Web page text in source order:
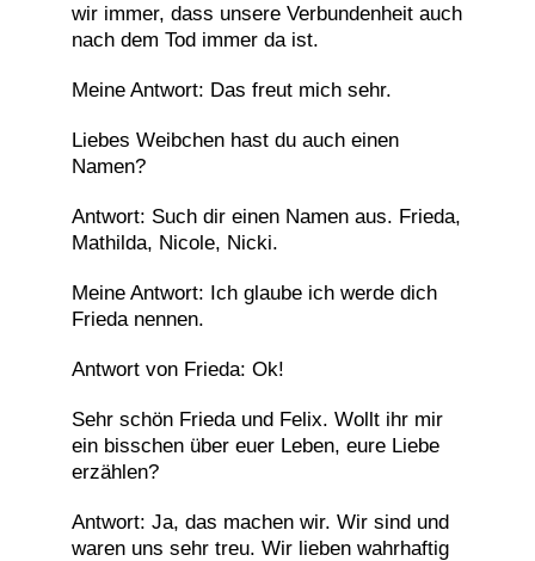
wir immer, dass unsere Verbundenheit auch
nach dem Tod immer da ist.
Meine Antwort: Das freut mich sehr.
Liebes Weibchen hast du auch einen
Namen?
Antwort: Such dir einen Namen aus. Frieda,
Mathilda, Nicole, Nicki.
Meine Antwort: Ich glaube ich werde dich
Frieda nennen.
Antwort von Frieda: Ok!
Sehr schön Frieda und Felix. Wollt ihr mir
ein bisschen über euer Leben, eure Liebe
erzählen?
Antwort: Ja, das machen wir. Wir sind und
waren uns sehr treu. Wir lieben wahrhaftig